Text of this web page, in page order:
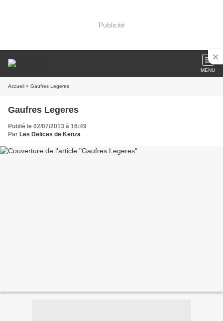
Publicité
MENU
Accueil » Gaufres Legeres
Gaufres Legeres
Publié le 02/07/2013 à 16:49
Par Les Delices de Kenza